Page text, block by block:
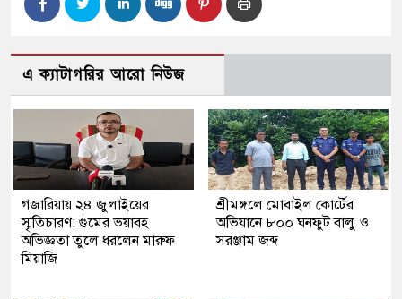
এ ক্যাটাগরির আরো নিউজ
গজারিয়ায় ২৪ জুলাইয়ের
স্মৃতিচারণ: গুমের ভয়াবহ
অভিজ্ঞতা তুলে ধরলেন মারুফ
মিয়াজি
শ্রীমঙ্গলে মোবাইল কোর্টের
অভিযানে ৮০০ ঘনফুট বালু ও
সরঞ্জাম জব্দ